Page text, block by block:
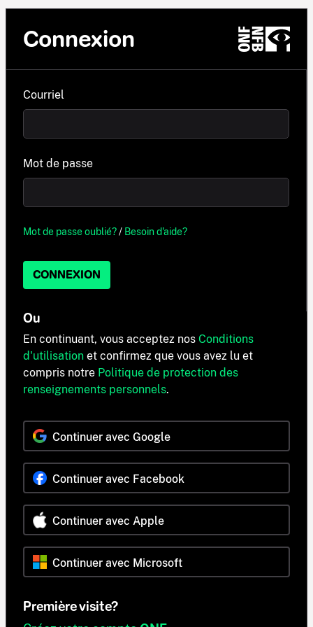
Connexion
Courriel
Mot de passe
Mot de passe oublié?/ Besoin d'aide?
CONNEXION
Ou
En continuant, vous acceptez nos Conditions
d'utilisation et confirmez que vous avez lu et
compris notre Politique de protection des
renseignements personnels.
Continuer avec Google
Continuer avec Facebook
Continuer avec Apple
Continuer avec Microsoft
Première visite?